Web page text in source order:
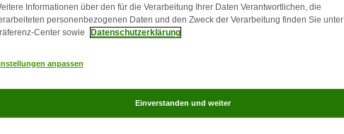
Informationen über den für die Verarbeitung Ihrer Daten Verantwortlichen, die
personenbezogenen Daten und den Zweck der Verarbeitung finden Sie unter
Center sowie
Datenschutzerklärung
anpassen
Einverstanden und weiter